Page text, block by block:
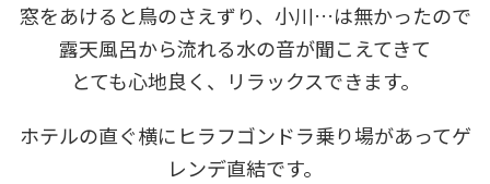
窓をあけると鳥のさえずり、小川…は無かったので
露天風呂から流れる水の音が聞こえてきて
とても心地良く、リラックスできます。
ホテルの直ぐ横にヒラフゴンドラ乗り場があってゲ
レンデ直結です。